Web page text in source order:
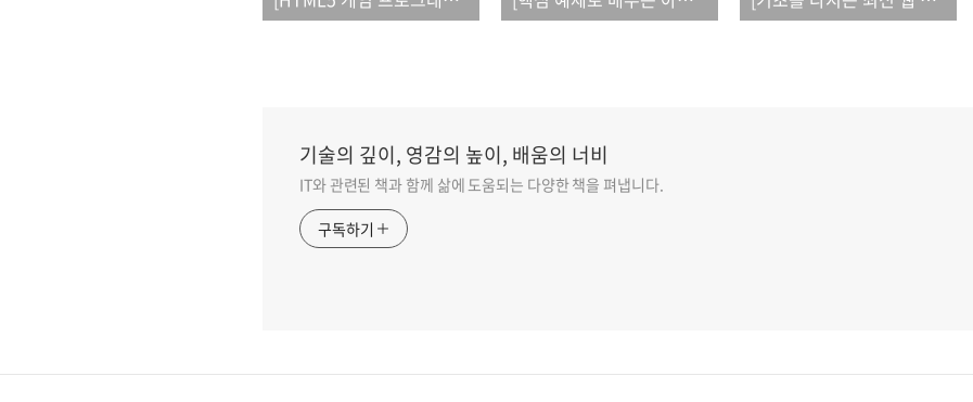
기술의 깊이, 영감의 높이, 배움의 너비
IT와 관련된 책과 함께 삶에 도움되는 다양한 책을 펴냅니다.
구독하기